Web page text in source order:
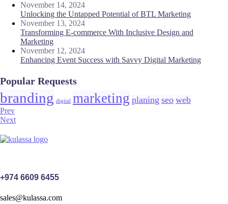
November 14, 2024
Unlocking the Untapped Potential of BTL Marketing
November 13, 2024
Transforming E-commerce With Inclusive Design and
Marketing
November 12, 2024
Enhancing Event Success with Savvy Digital Marketing
Popular Requests
branding digital marketing planing seo web
Prev
Next
+974 6609 6455
sales@kulassa.com